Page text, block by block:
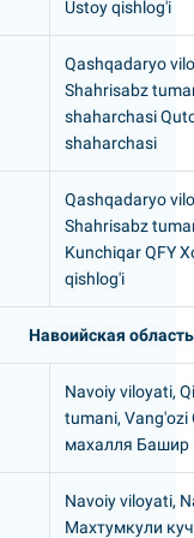
Ustoy qishlog'i
Qashqadaryo
Shahrisabz
shaharchasi
shaharchasi
Qashqadaryo
Shahrisabz
Kunchiqar QFY
qishlog'i
Навоийская область
Navoiy viloyati,
tumani, Vang'ozi
махалля Башир
Navoiy viloyati,
Махтумкули